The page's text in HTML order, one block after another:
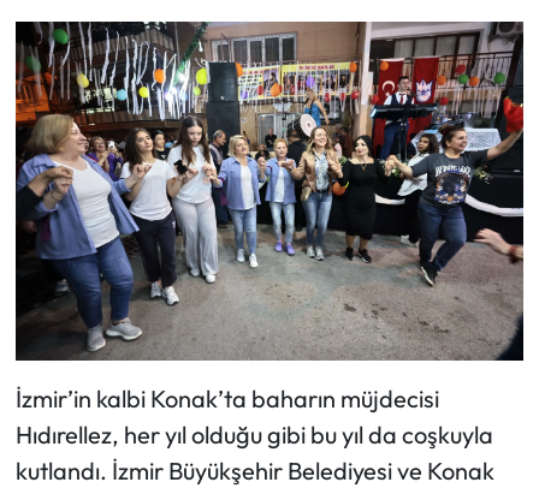
İzmir’in kalbi Konak’ta baharın müjdecisi
Hıdırellez, her yıl olduğu gibi bu yıl da coşkuyla
kutlandı. İzmir Büyükşehir Belediyesi ve Konak